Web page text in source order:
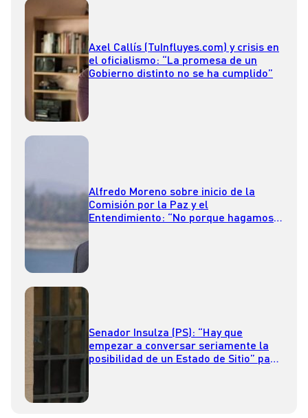
Axel Callís (TuInfluyes.com) y crisis en
el oficialismo: “La promesa de un
Gobierno distinto no se ha cumplido”
Alfredo Moreno sobre inicio de la
Comisión por la Paz y el
Entendimiento: “No porque hagamos
Senador Insulza (PS): “Hay que
empezar a conversar seriamente la
posibilidad de un Estado de Sitio” para